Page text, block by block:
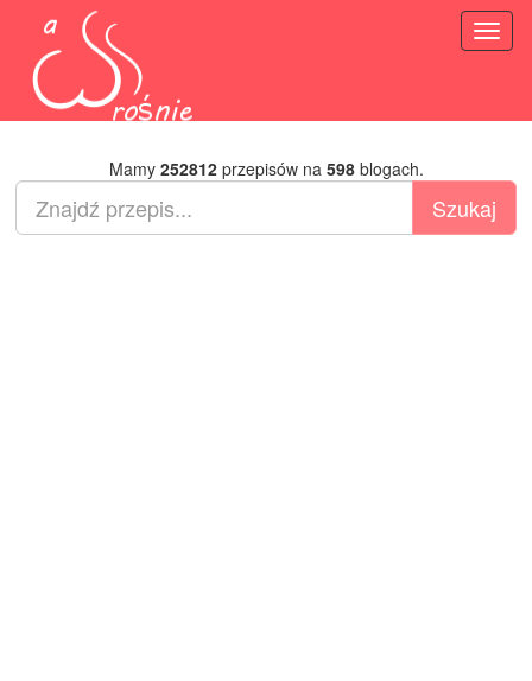
Mamy 252812przepisów na 598blogach.